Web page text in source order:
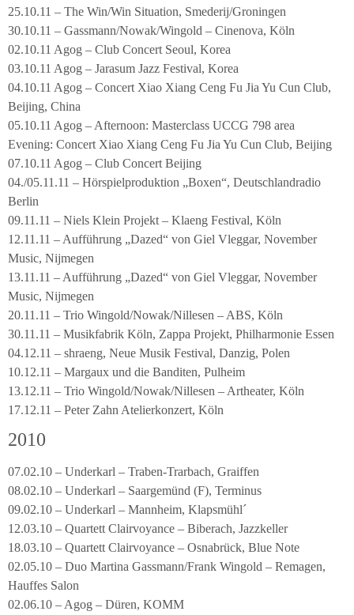
25.10.11 – The Win/Win Situation, Smederij/Groningen
30.10.11 – Gassmann/Nowak/Wingold – Cinenova, Köln
02.10.11 Agog – Club Concert Seoul, Korea
03.10.11 Agog – Jarasum Jazz Festival, Korea
04.10.11 Agog – Concert Xiao Xiang Ceng Fu Jia Yu Cun Club,
Beijing, China
05.10.11 Agog – Afternoon: Masterclass UCCG 798 area
Evening: Concert Xiao Xiang Ceng Fu Jia Yu Cun Club, Beijing
07.10.11 Agog – Club Concert Beijing
04./05.11.11 – Hörspielproduktion „Boxen“, Deutschlandradio
Berlin
09.11.11 – Niels Klein Projekt – Klaeng Festival, Köln
12.11.11 – Aufführung „Dazed“ von Giel Vleggar, November
Music, Nijmegen
13.11.11 – Aufführung „Dazed“ von Giel Vleggar, November
Music, Nijmegen
20.11.11 – Trio Wingold/Nowak/Nillesen – ABS, Köln
30.11.11 – Musikfabrik Köln, Zappa Projekt, Philharmonie Essen
04.12.11 – shraeng, Neue Musik Festival, Danzig, Polen
10.12.11 – Margaux und die Banditen, Pulheim
13.12.11 – Trio Wingold/Nowak/Nillesen – Artheater, Köln
17.12.11 – Peter Zahn Atelierkonzert, Köln
2010
07.02.10 – Underkarl – Traben-Trarbach, Graiffen
08.02.10 – Underkarl – Saargemünd (F), Terminus
09.02.10 – Underkarl – Mannheim, Klapsmühl´
12.03.10 – Quartett Clairvoyance – Biberach, Jazzkeller
18.03.10 – Quartett Clairvoyance – Osnabrück, Blue Note
02.05.10 – Duo Martina Gassmann/Frank Wingold – Remagen,
Hauffes Salon
02.06.10 – Agog – Düren, KOMM